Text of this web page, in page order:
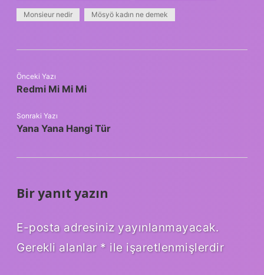
Monsieur nedir Mösyö kadın ne demek
Önceki Yazı
Redmi Mi Mi Mi
Sonraki Yazı
Yana Yana Hangi Tür
Bir yanıt yazın
E-posta adresiniz yayınlanmayacak.
Gerekli alanlar * ile işaretlenmişlerdir